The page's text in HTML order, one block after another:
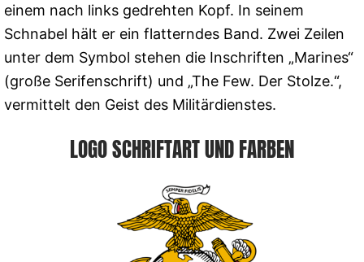
einem nach links gedrehten Kopf. In seinem
Schnabel hält er ein flatterndes Band. Zwei Zeilen
unter dem Symbol stehen die Inschriften „Marines“
(große Serifenschrift) und „The Few. Der Stolze.“,
vermittelt den Geist des Militärdienstes.
LOGO SCHRIFTART UND FARBEN